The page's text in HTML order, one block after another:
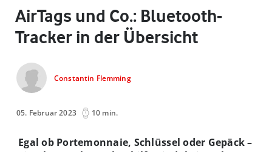
AirTags und Co.: Bluetooth-
Tracker in der Übersicht
Constantin Flemming
05. Februar 2023 10 min.
Egal ob Portemonnaie, Schlüssel oder Gepäck –